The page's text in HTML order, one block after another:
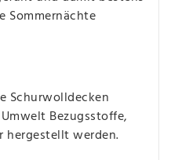
Sommernächte
Schurwolldecken
Bezugsstoffe,
hergestellt werden.